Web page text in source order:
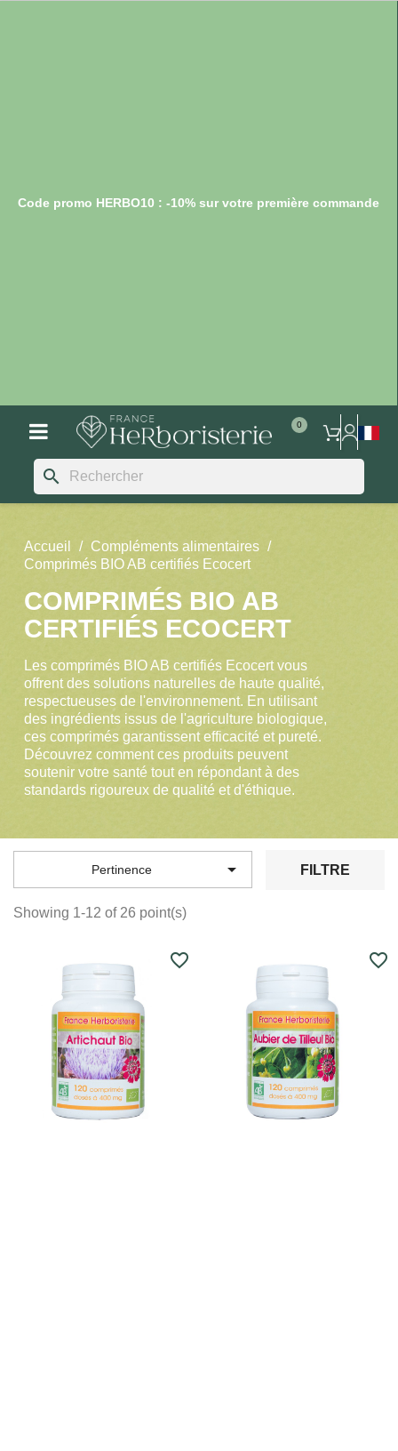
Code promo HERBO10 : -10% sur votre première commande
search
Accueil
Compléments alimentaires
Comprimés BIO AB certifiés Ecocert
COMPRIMÉS BIO AB
CERTIFIÉS ECOCERT
Les comprimés BIO AB certifiés Ecocert vous
offrent des solutions naturelles de haute qualité,
respectueuses de l'environnement. En utilisant
des ingrédients issus de l'agriculture biologique,
ces comprimés garantissent efficacité et pureté.
Découvrez comment ces produits peuvent
soutenir votre santé tout en répondant à des
standards rigoureux de qualité et d'éthique.
Pertinence  FILTRE
Showing 1-12 of 26 point(s)
favorite_border favorite_border